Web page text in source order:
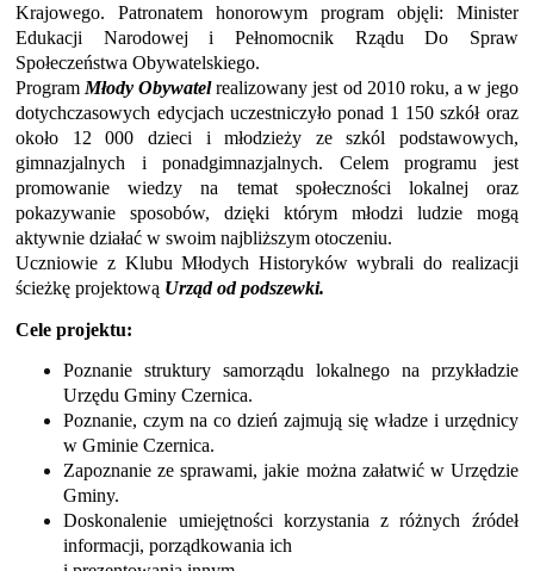
Krajowego. Patronatem honorowym program objęli: Minister
Edukacji Narodowej i Pełnomocnik Rządu Do Spraw
Społeczeństwa Obywatelskiego.
ProgramMłody Obywatelrealizowany jest od 2010 roku, a w jego
dotychczasowych edycjach uczestniczyło ponad 1 150 szkół oraz
około 12 000 dzieci i młodzieży ze szkól podstawowych,
gimnazjalnych i ponadgimnazjalnych. Celem programu jest
promowanie wiedzy na temat społeczności lokalnej oraz
pokazywanie sposobów, dzięki którym młodzi ludzie mogą
aktywnie działać w swoim najbliższym otoczeniu.
Uczniowie z Klubu Młodych Historyków wybrali do realizacji
ścieżkę projektową Urząd od podszewki.
Cele projektu:
Poznanie struktury samorządu lokalnego na przykładzie
Urzędu Gminy Czernica.
Poznanie, czym na co dzień zajmują się władze i urzędnicy
w Gminie Czernica.
Zapoznanie ze sprawami, jakie można załatwić w Urzędzie
Gminy.
Doskonalenie umiejętności korzystania z różnych źródeł
informacji, porządkowania ich